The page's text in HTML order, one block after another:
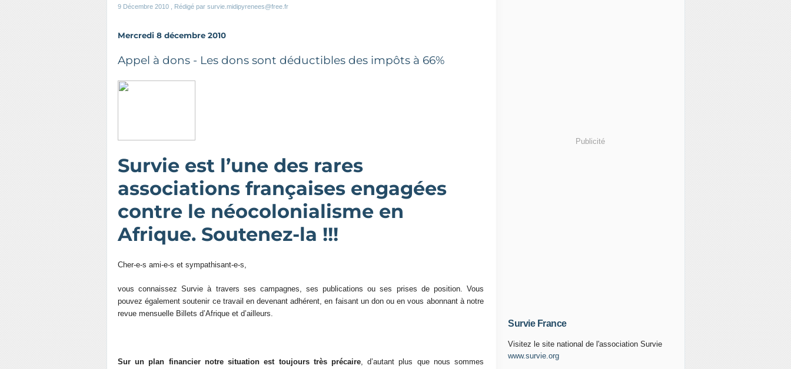
9 Décembre 2010 , Rédigé par survie.midipyrenees@free.fr
Mercredi 8 décembre 2010
Appel à dons - Les dons sont déductibles des impôts à 66%
Survie est l’une des rares
associations françaises engagées
contre le néocolonialisme en
Afrique. Soutenez-la !!!
Cher-e-s ami-e-s et sympathisant-e-s,
vous connaissez Survie à travers ses campagnes, ses publications ou ses prises de position. Vous
pouvez également soutenir ce travail en devenant adhérent, en faisant un don ou en vous abonnant à notre
revue mensuelle Billets d’Afrique et d’ailleurs.
Sur un plan financier notre situation est toujours très précaire, d’autant plus que nous sommes
Publicité
Survie France
Visitez le site national de l'association Survie
www.survie.org